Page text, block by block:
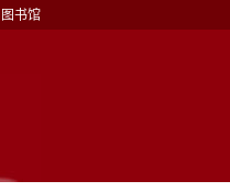
图书馆